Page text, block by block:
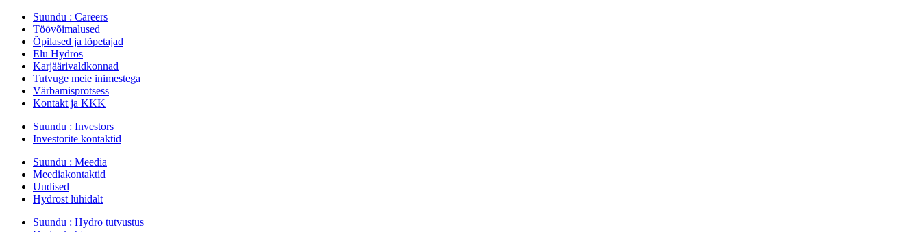
Suundu : Careers
Töövõimalused
Õpilased ja lõpetajad
Elu Hydros
Karjäärivaldkonnad
Tutvuge meie inimestega
Värbamisprotsess
Kontakt ja KKK
Suundu : Investors
Investorite kontaktid
Suundu : Meedia
Meediakontaktid
Uudised
Hydrost lühidalt
Suundu : Hydro tutvustus